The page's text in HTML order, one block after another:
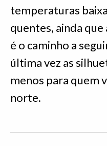
temperaturas
quentes, ainda
é o caminho a
última vez as
menos para quem
norte.